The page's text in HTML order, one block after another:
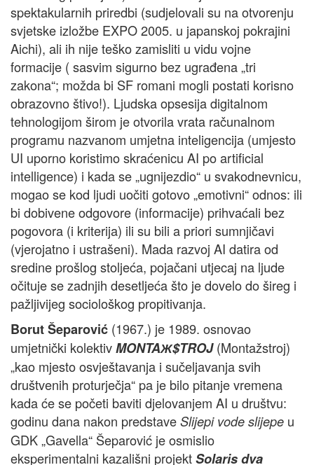
spektakularnih priredbi (sudjelovali su na otvorenju
svjetske izložbe EXPO 2005. u japanskoj pokrajini
Aichi), ali ih nije teško zamisliti u vidu vojne
formacije ( sasvim sigurno bez ugrađena „tri
zakona“; možda bi SF romani mogli postati korisno
obrazovno štivo!). Ljudska opsesija digitalnom
tehnologijom širom je otvorila vrata računalnom
programu nazvanom umjetna inteligencija (umjesto
UI uporno koristimo skraćenicu AI po artificial
intelligence) i kada se „ugnijezdio“ u svakodnevnicu,
mogao se kod ljudi uočiti gotovo „emotivni“ odnos: ili
bi dobivene odgovore (informacije) prihvaćali bez
pogovora (i kriterija) ili su bili a priori sumnjičavi
(vjerojatno i ustrašeni). Mada razvoj AI datira od
sredine prošlog stoljeća, pojačani utjecaj na ljude
očituje se zadnjih desetljeća što je dovelo do šireg i
pažljivijeg sociološkog propitivanja.
Borut Šeparović (1967.) je 1989. osnovao
umjetnički kolektivMONTAЖ$TROJ(Montažstroj)
„kao mjesto osvještavanja i sučeljavanja svih
društvenih proturječja“ pa je bilo pitanje vremena
kada će se početi baviti djelovanjem AI u društvu:
godinu dana nakon predstave Slijepi vode slijepe u
GDK „Gavella“ Šeparović je osmislio
eksperimentalni kazališni projektSolaris dva